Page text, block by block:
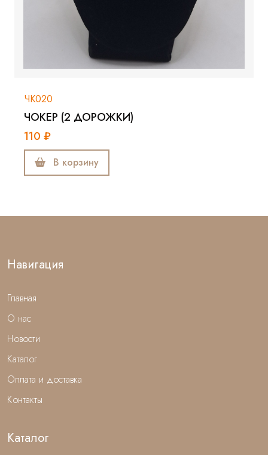
ЧК020
ЧОКЕР (2 ДОРОЖКИ)
110 ₽
В корзину
Навигация
Главная
О нас
Новости
Каталог
Оплата и доставка
Контакты
Каталог